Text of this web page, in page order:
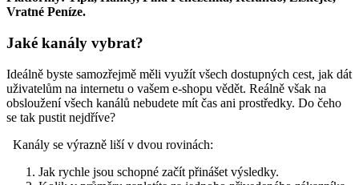
Vratné Peníze.
Jaké kanály vybrat?
Ideálně byste samozřejmě měli využít všech dostupných cest, jak dát
uživatelům na internetu o vašem e-shopu vědět. Reálně však na
obsloužení všech kanálů nebudete mít čas ani prostředky. Do čeho
se tak pustit nejdříve?
Kanály se výrazně liší v dvou rovinách:
Jak rychle jsou schopné začít přinášet výsledky.